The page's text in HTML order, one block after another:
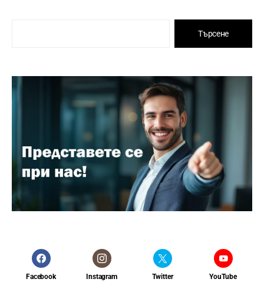
Търсене
Facebook Instagram Twitter YouTube